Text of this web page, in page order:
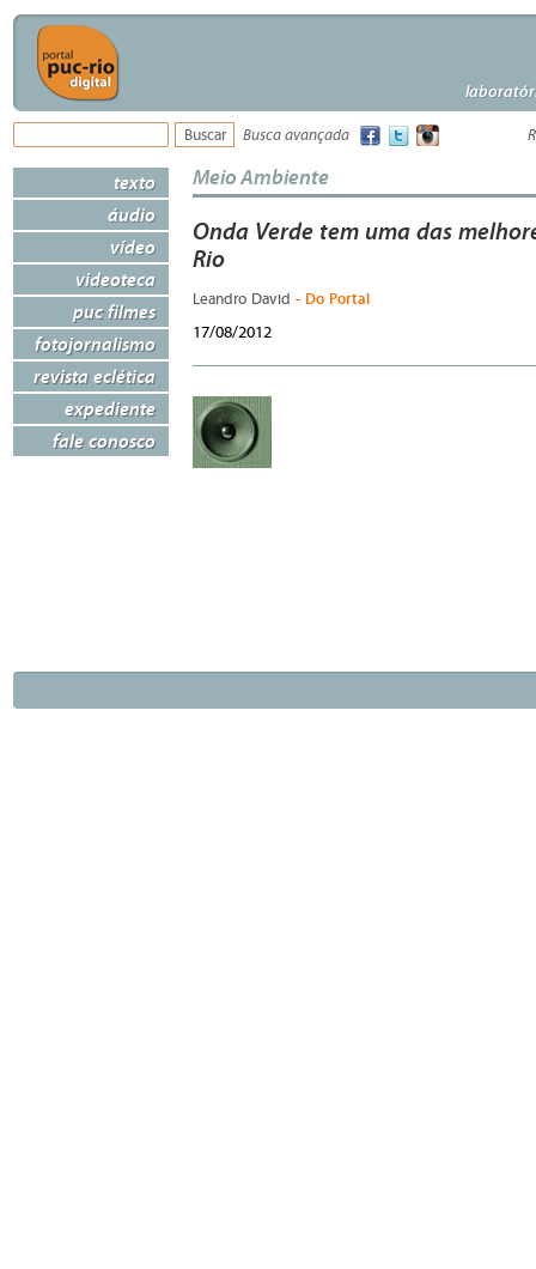
Busca avançada
texto
áudio
vídeo
videoteca
puc filmes
fotojornalismo
revista eclética
expediente
fale conosco
Meio Ambiente
Onda Verde tem uma das
Rio
Leandro David - Do Portal
17/08/2012